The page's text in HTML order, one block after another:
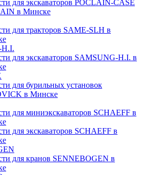
для экскаваторов POCLAIN-CASE
в Минске
для тракторов SAME-SLH в
для экскаваторов SAMSUNG-H.I. в
для бурильных установок
в Минске
для миниэкскаваторов SCHAEFF в
для экскаваторов SCHAEFF в
для кранов SENNEBOGEN в